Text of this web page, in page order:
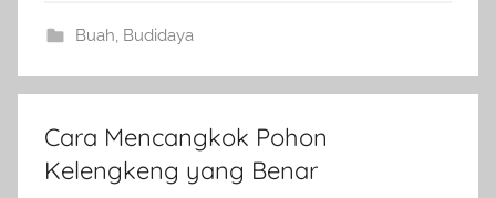
Buah Budidaya
Cara Mencangkok Pohon
Kelengkeng yang Benar